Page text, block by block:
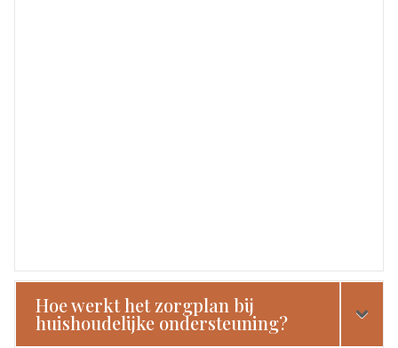
Hoe werkt het zorgplan bij
huishoudelijke ondersteuning?